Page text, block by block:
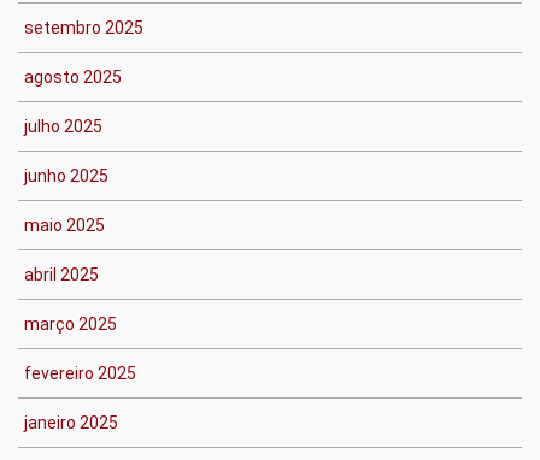
setembro 2025
agosto 2025
julho 2025
junho 2025
maio 2025
abril 2025
março 2025
fevereiro 2025
janeiro 2025